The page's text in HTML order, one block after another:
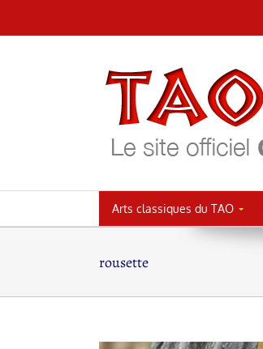
au
Arts classiques du TAO
rousette